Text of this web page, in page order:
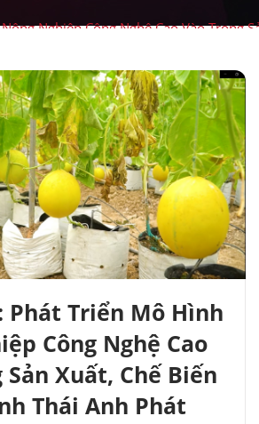
Nghiệp Công Nghệ Cao Vào Trong
Phát Triển Mô Hình
Công Nghệ Cao
Sản Xuất, Chế Biến
Thái Anh Phát